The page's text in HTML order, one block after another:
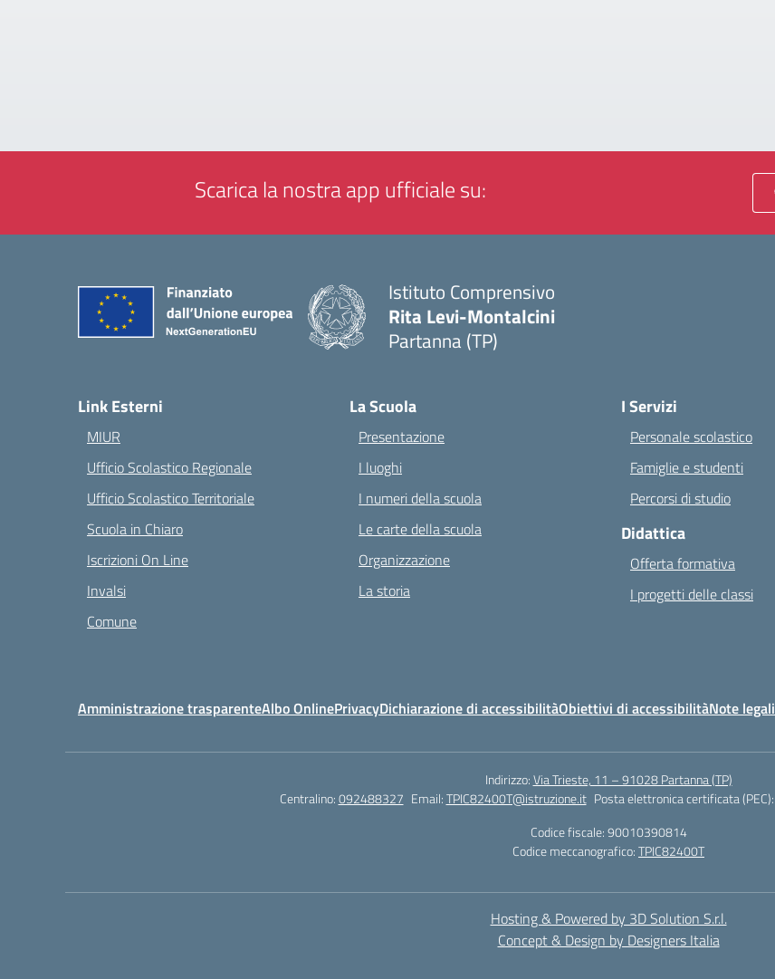
Scarica la nostra app ufficiale su:
Istituto Comprensivo
Rita Levi-Montalcini
Partanna (TP)
Link Esterni
MIUR
Ufficio Scolastico Regionale
Ufficio Scolastico Territoriale
Scuola in Chiaro
Iscrizioni On Line
Invalsi
Comune
La Scuola
Presentazione
I luoghi
I numeri della scuola
Le carte della scuola
Organizzazione
La storia
I Servizi
Personale scolastico
Famiglie e studenti
Percorsi di studio
Didattica
Offerta formativa
I progetti delle classi
Amministrazione trasparenteAlbo OnlinePrivacyDichiarazione di accessibilitàObiettivi di accessibilitàNote legali
Indirizzo:Via Trieste, 11 – 91028 Partanna (TP)
Centralino:092488327 Email:TPIC82400T@istruzione.it Posta elettronica certificata (PEC):
Codice fiscale: 90010390814
Codice meccanografico:TPIC82400T
Hosting & Powered by 3D Solution S.r.l.
Concept & Design by Designers Italia